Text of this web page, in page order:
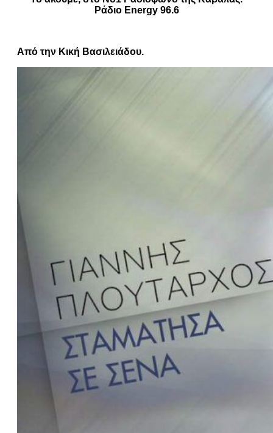
Ράδιο Energy 96.6
Από την Κική Βασιλειάδου.